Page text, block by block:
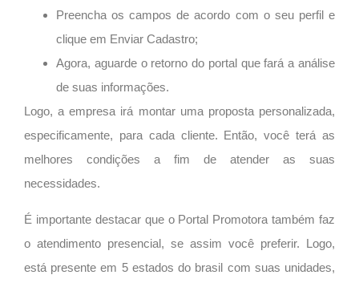
Preencha os campos de acordo com o seu perfil e
clique em Enviar Cadastro;
Agora, aguarde o retorno do portal que fará a análise
de suas informações.
Logo, a empresa irá montar uma proposta personalizada,
especificamente, para cada cliente. Então, você terá as
melhores condições a fim de atender as suas
necessidades.
É importante destacar que o Portal Promotora também faz
o atendimento presencial, se assim você preferir. Logo,
está presente em 5 estados do brasil com suas unidades,